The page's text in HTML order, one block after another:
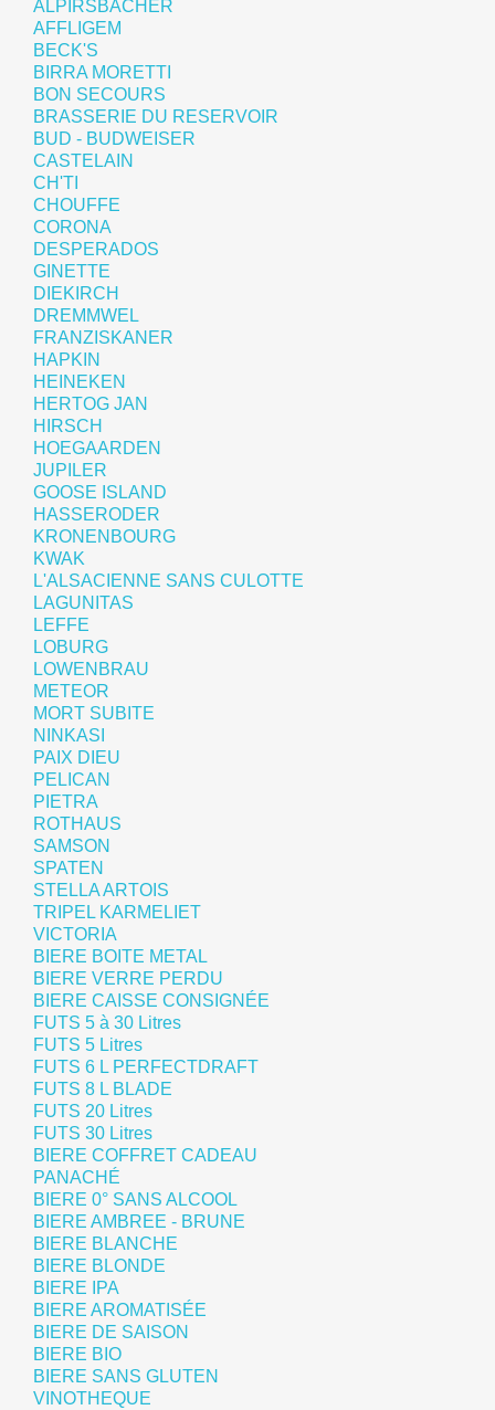
ALPIRSBACHER
AFFLIGEM
BECK'S
BIRRA MORETTI
BON SECOURS
BRASSERIE DU RESERVOIR
BUD - BUDWEISER
CASTELAIN
CH'TI
CHOUFFE
CORONA
DESPERADOS
GINETTE
DIEKIRCH
DREMMWEL
FRANZISKANER
HAPKIN
HEINEKEN
HERTOG JAN
HIRSCH
HOEGAARDEN
JUPILER
GOOSE ISLAND
HASSERODER
KRONENBOURG
KWAK
L'ALSACIENNE SANS CULOTTE
LAGUNITAS
LEFFE
LOBURG
LOWENBRAU
METEOR
MORT SUBITE
NINKASI
PAIX DIEU
PELICAN
PIETRA
ROTHAUS
SAMSON
SPATEN
STELLA ARTOIS
TRIPEL KARMELIET
VICTORIA
BIERE BOITE METAL
BIERE VERRE PERDU
BIERE CAISSE CONSIGNÉE
FUTS 5 à 30 Litres
FUTS 5 Litres
FUTS 6 L PERFECTDRAFT
FUTS 8 L BLADE
FUTS 20 Litres
FUTS 30 Litres
BIERE COFFRET CADEAU
PANACHÉ
BIERE 0° SANS ALCOOL
BIERE AMBREE - BRUNE
BIERE BLANCHE
BIERE BLONDE
BIERE IPA
BIERE AROMATISÉE
BIERE DE SAISON
BIERE BIO
BIERE SANS GLUTEN
VINOTHEQUE